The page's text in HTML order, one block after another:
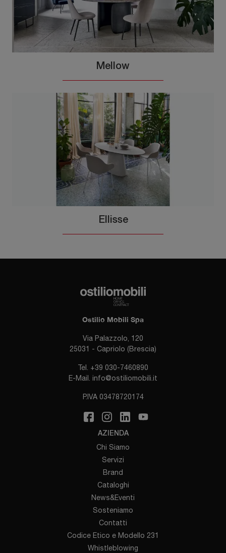
Mellow
Ellisse
Ostilio Mobili Spa
Via Palazzolo, 120
25031 - Capriolo (Brescia)
Tel. +39 030-7460890
E-Mail. info@ostiliomobili.it
P.IVA 03478720174
AZIENDA
Chi Siamo
Servizi
Brand
Cataloghi
News&Eventi
Sosteniamo
Contatti
Codice Etico e Modello 231
Whistleblowing